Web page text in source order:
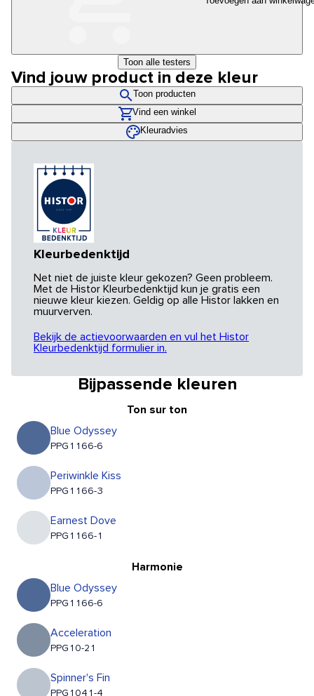
Toon alle testers
Vind jouw product in deze kleur
Toon producten
Vind een winkel
Kleuradvies
Kleurbedenktijd
Net niet de juiste kleur gekozen? Geen probleem.
Met de Histor Kleurbedenktijd kun je gratis een
nieuwe kleur kiezen. Geldig op alle Histor lakken en
muurverven.
Bekijk de actievoorwaarden en vul het Histor
Kleurbedenktijd formulier in.
Bijpassende kleuren
Ton sur ton
Blue Odyssey
PPG1166-6
Periwinkle Kiss
PPG1166-3
Earnest Dove
PPG1166-1
Harmonie
Blue Odyssey
PPG1166-6
Acceleration
PPG10-21
Spinner's Fin
PPG1041-4